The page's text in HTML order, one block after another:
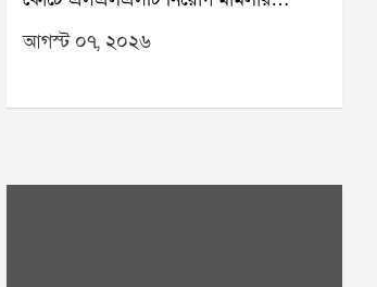
শুনানিতে কমিশন স্পষ্ট জানিয়েছে,
ভবিষ্যতের নিয়োগ ২০২৫ সালের নতুন
মামলার পরবর্তী শুনানির সম্ভাবনা রয়েছে।
নীলাঞ্জন ভট্টাচার্য আদালতে জানান, নিয়োগে
আগস্ট ০৭, ২০২৬